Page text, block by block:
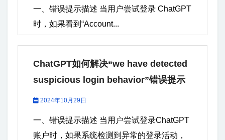
一、错误提示描述 当用户尝试登录 ChatGPT
时，如果看到“Account...
ChatGPT如何解决“we have detected
suspicious login behavior”错误提示
2024年10月29日
一、错误提示描述 当用户尝试登录ChatGPT
账户时，如果系统检测到异常的登录活动，